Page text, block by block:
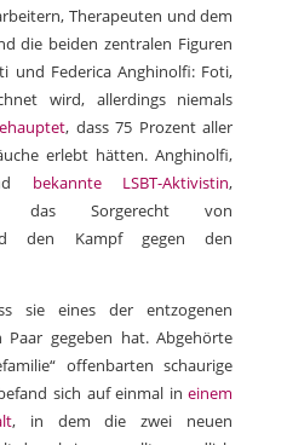
Therapeuten und dem
die beiden zentralen Figuren
und Federica Anghinolfi: Foti,
wird, allerdings niemals
, dass 75 Prozent aller
erlebt hätten. Anghinolfi,
bekannte LSBT-Aktivistin,
das Sorgerecht von
den Kampf gegen den
sie eines der entzogenen
Paar gegeben hat. Abgehörte
offenbarten schaurige
sich auf einmal ineinem
, in dem die zwei neuen